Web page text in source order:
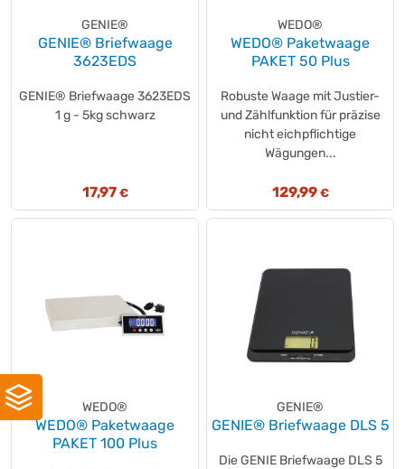
GENIE®
GENIE® Briefwaage
3623EDS
GENIE® Briefwaage 3623EDS
1 g - 5kg schwarz
17,97€
WEDO®
WEDO® Paketwaage
PAKET 50 Plus
Robuste Waage mit Justier-
und Zählfunktion für präzise
nicht eichpflichtige
Wägungen...
129,99€
WEDO®
WEDO® Paketwaage
PAKET 100 Plus
GENIE®
GENIE® Briefwaage DLS 5
Die GENIE Briefwaage DLS 5